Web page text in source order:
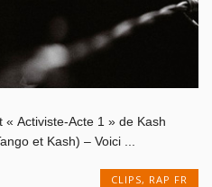
Activiste-Acte 1 » de Kash
et Kash) – Voici ...
CLIPS, RAP FR